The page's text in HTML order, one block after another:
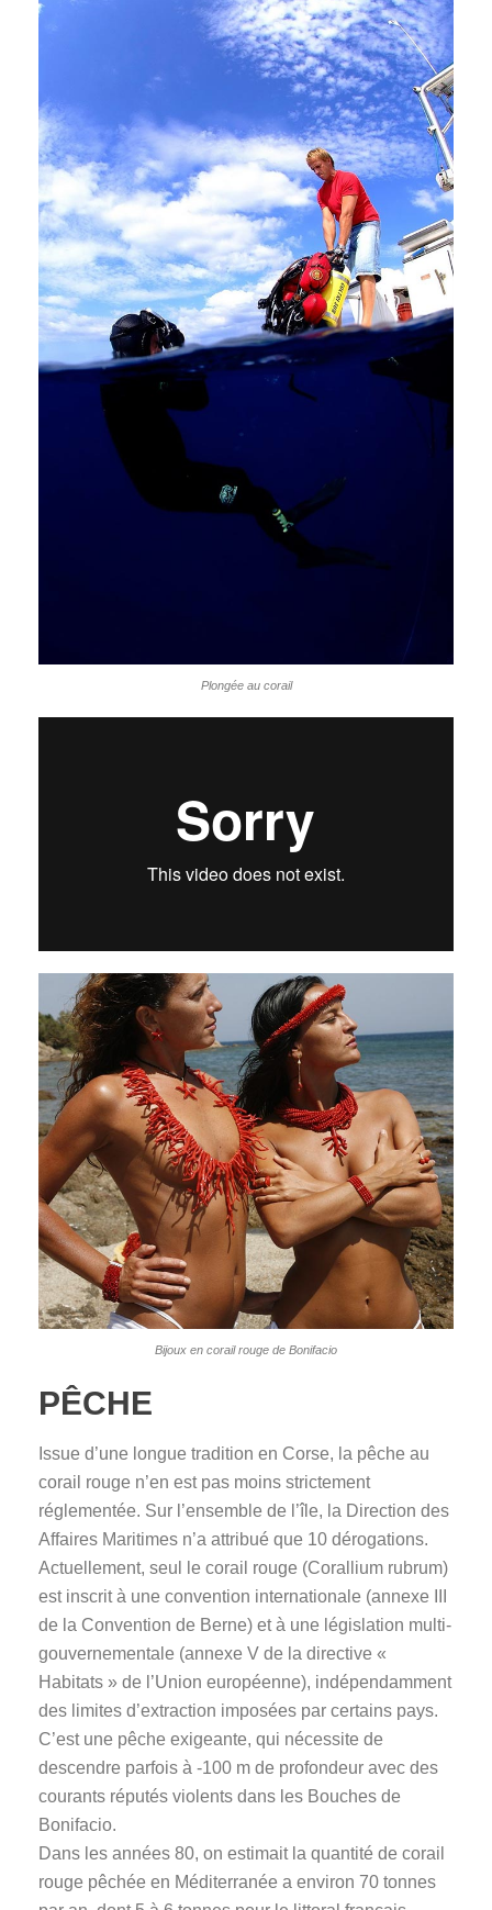
Plongée au corail
Bijoux en corail rouge de Bonifacio
PÊCHE
Issue d’une longue tradition en Corse, la pêche au
corail rouge n’en est pas moins strictement
réglementée. Sur l’ensemble de l’île, la Direction des
Affaires Maritimes n’a attribué que 10 dérogations.
Actuellement, seul le corail rouge (Corallium rubrum)
est inscrit à une convention internationale (annexe III
de la Convention de Berne) et à une législation multi-
gouvernementale (annexe V de la directive «
Habitats » de l’Union européenne), indépendamment
des limites d’extraction imposées par certains pays.
C’est une pêche exigeante, qui nécessite de
descendre parfois à -100 m de profondeur avec des
courants réputés violents dans les Bouches de
Bonifacio.
Dans les années 80, on estimait la quantité de corail
rouge pêchée en Méditerranée a environ 70 tonnes